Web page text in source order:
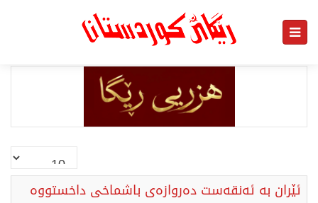
نمایش
#
ئێران بە ئەنقەست دەروازەی باشماخی داخستووە